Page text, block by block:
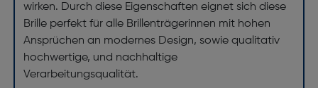
wirken. Durch diese Eigenschaften eignet sich diese
Brille perfekt für alle Brillenträgerinnen mit hohen
Ansprüchen an modernes Design, sowie qualitativ
hochwertige, und nachhaltige
Verarbeitungsqualität.